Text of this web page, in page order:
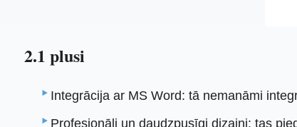
2.1 plusi
Integrācija ar MS Word: tā nemanāmi
Profesionāli un daudzpusīgi dizaini: tas